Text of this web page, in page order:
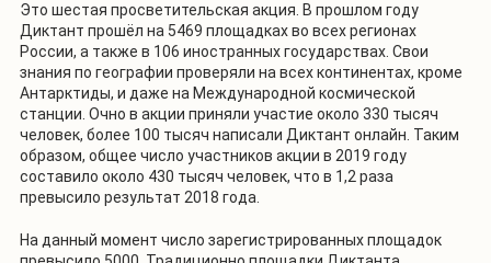
Это шестая просветительская акция. В прошлом году
Диктант прошёл на 5469 площадках во всех регионах
России, а также в 106 иностранных государствах. Свои
знания по географии проверяли на всех континентах, кроме
Антарктиды, и даже на Международной космической
станции. Очно в акции приняли участие около 330 тысяч
человек, более 100 тысяч написали Диктант онлайн. Таким
образом, общее число участников акции в 2019 году
составило около 430 тысяч человек, что в 1,2 раза
превысило результат 2018 года.
На данный момент число зарегистрированных площадок